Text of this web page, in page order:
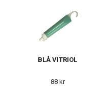
BLÅ VITRIOL
88 kr